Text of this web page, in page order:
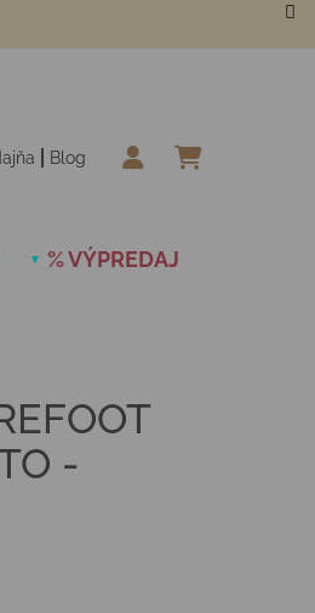
Blog
% VÝPREDAJ
-